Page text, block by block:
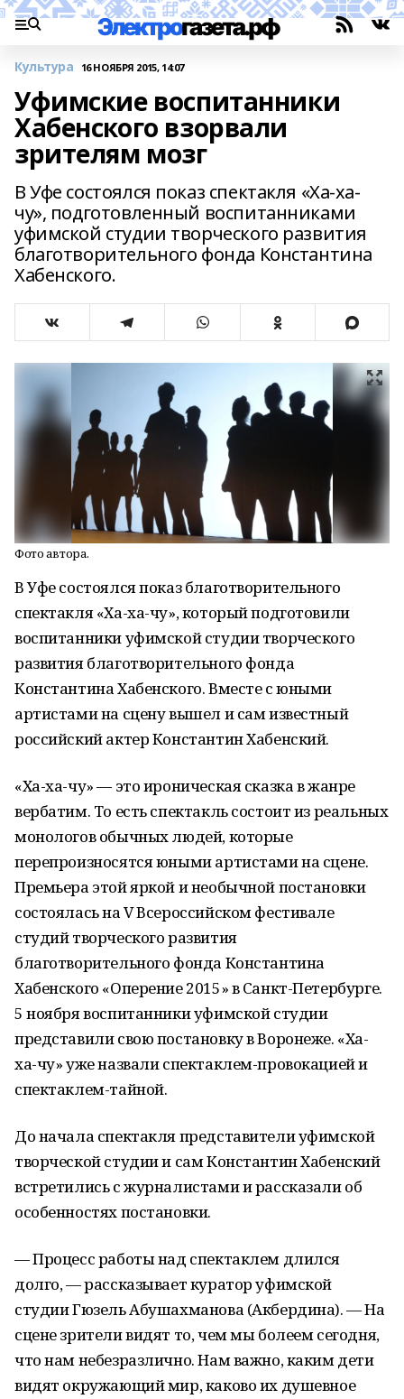
Культура 16 НОЯБРЯ 2015, 14:07
Уфимские воспитанники
Хабенского взорвали
зрителям мозг
В Уфе состоялся показ спектакля «Ха-ха-
чу», подготовленный воспитанниками
уфимской студии творческого развития
благотворительного фонда Константина
Хабенского.
Фото автора.
В Уфе состоялся показ благотворительного
спектакля «Ха-ха-чу», который подготовили
воспитанники уфимской студии творческого
развития благотворительного фонда
Константина Хабенского. Вместе с юными
артистами на сцену вышел и сам известный
российский актер Константин Хабенский.
«Ха-ха-чу» — это ироническая сказка в жанре
вербатим. То есть спектакль состоит из реальных
монологов обычных людей, которые
перепроизносятся юными артистами на сцене.
Премьера этой яркой и необычной постановки
состоялась на V Всероссийском фестивале
студий творческого развития
благотворительного фонда Константина
Хабенского «Оперение 2015» в Санкт-Петербурге.
5 ноября воспитанники уфимской студии
представили свою постановку в Воронеже. «Ха-
ха-чу» уже назвали спектаклем-провокацией и
спектаклем-тайной.
До начала спектакля представители уфимской
творческой студии и сам Константин Хабенский
встретились с журналистами и рассказали об
особенностях постановки.
— Процесс работы над спектаклем длился
долго, — рассказывает куратор уфимской
студии Гюзель Абушахманова (Акбердина). — На
сцене зрители видят то, чем мы болеем сегодня,
что нам небезразлично. Нам важно, каким дети
видят окружающий мир, каково их душевное